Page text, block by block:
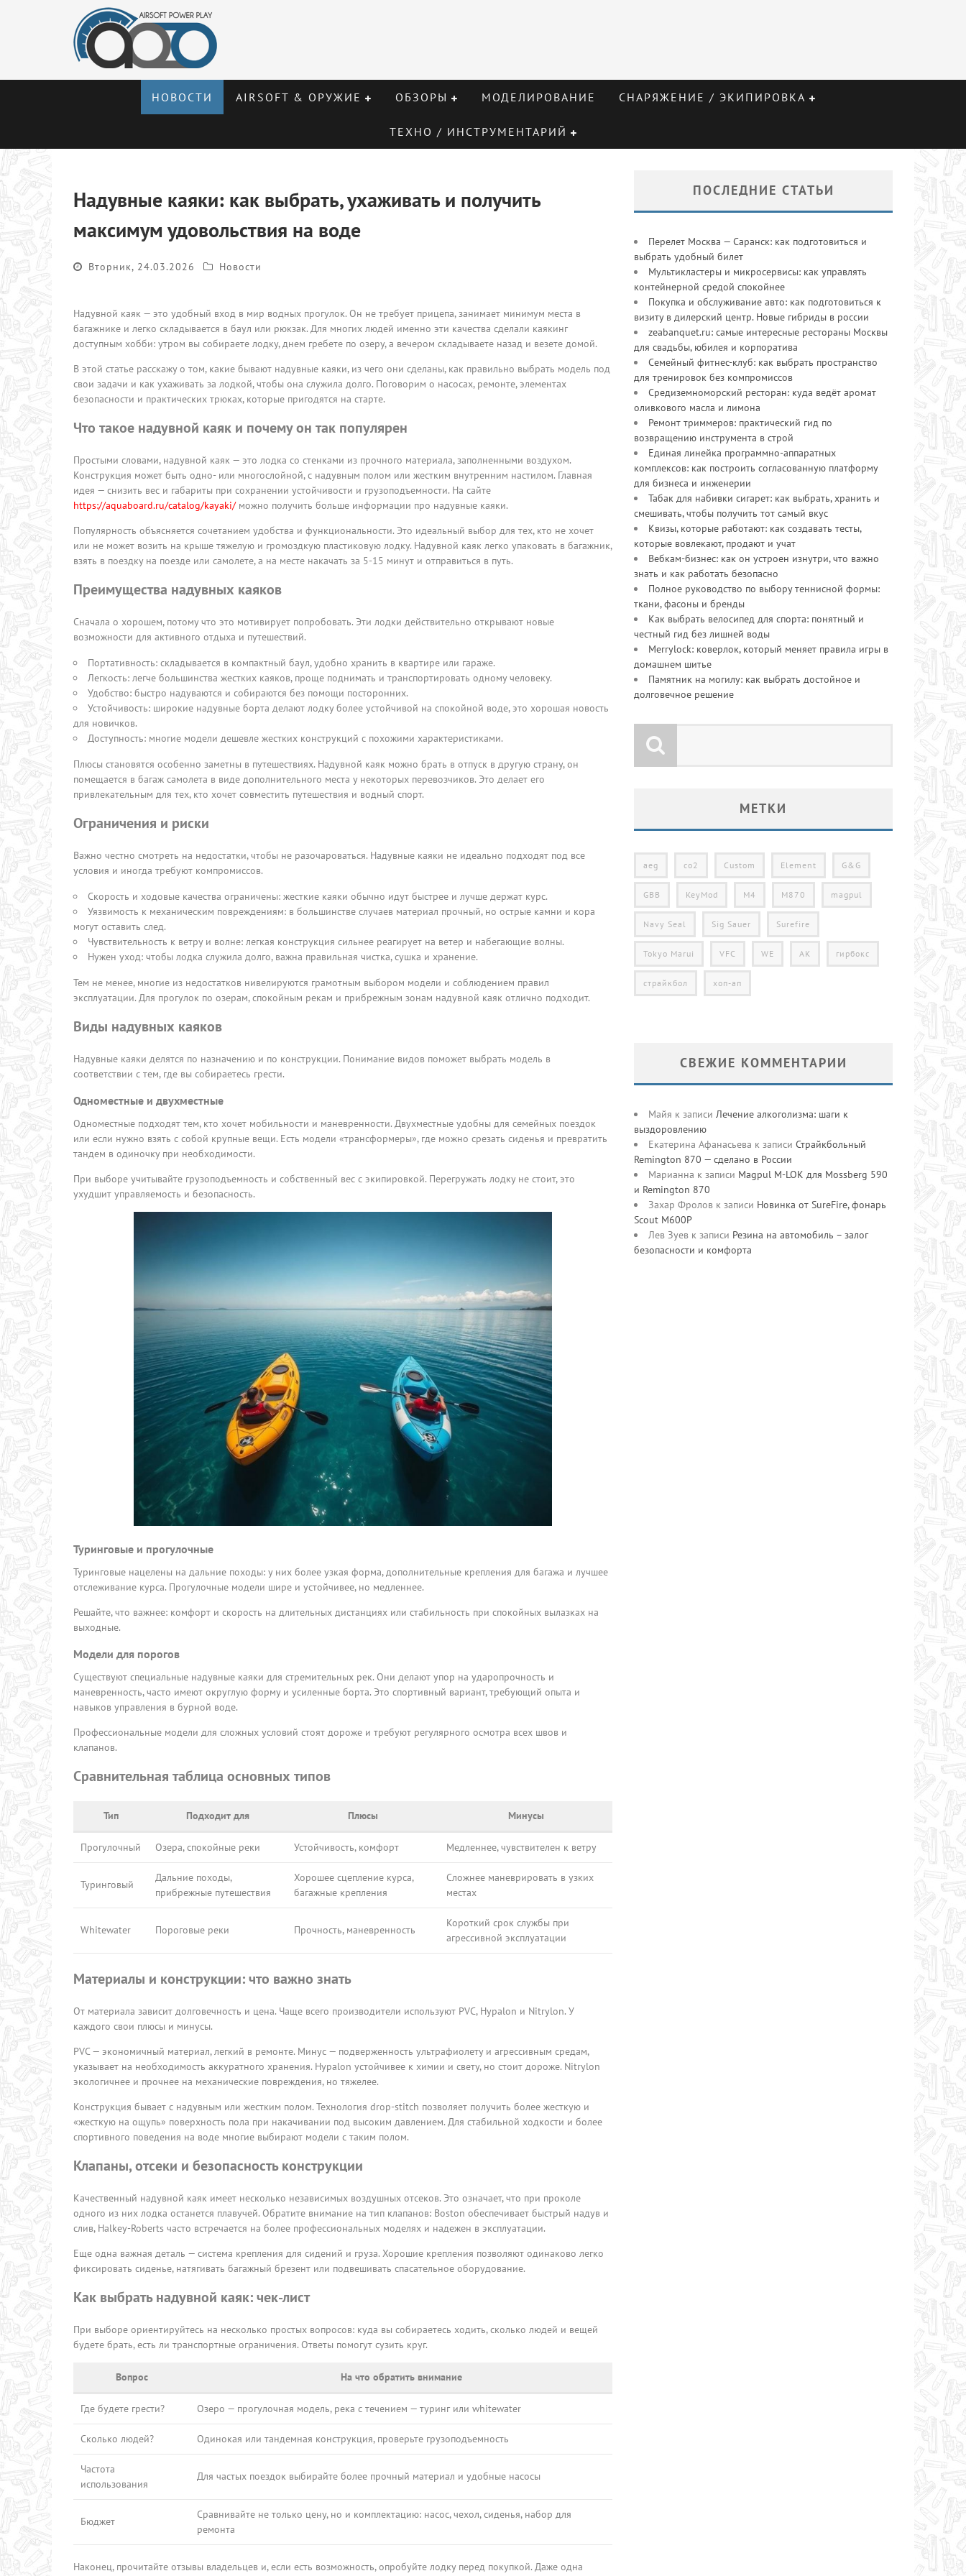
НОВОСТИ AIRSOFT & ОРУЖИЕ ОБЗОРЫ МОДЕЛИРОВАНИЕ СНАРЯЖЕНИЕ / ЭКИПИРОВКА
ТЕХНО / ИНСТРУМЕНТАРИЙ
Надувные каяки: как выбрать, ухаживать и получить
максимум удовольствия на воде
Вторник, 24.03.2026 Новости
Надувной каяк — это удобный вход в мир водных прогулок. Он не требует прицепа, занимает минимум места в
багажнике и легко складывается в баул или рюкзак. Для многих людей именно эти качества сделали каякинг
доступным хобби: утром вы собираете лодку, днем гребете по озеру, а вечером складываете назад и везете домой.
В этой статье расскажу о том, какие бывают надувные каяки, из чего они сделаны, как правильно выбрать модель под
свои задачи и как ухаживать за лодкой, чтобы она служила долго. Поговорим о насосах, ремонте, элементах
безопасности и практических трюках, которые пригодятся на старте.
Что такое надувной каяк и почему он так популярен
Простыми словами, надувной каяк — это лодка со стенками из прочного материала, заполненными воздухом.
Конструкция может быть одно- или многослойной, с надувным полом или жестким внутренним настилом. Главная
идея — снизить вес и габариты при сохранении устойчивости и грузоподъемности. На сайте
https://aquaboard.ru/catalog/kayaki/можно получить больше информации про надувные каяки.
Популярность объясняется сочетанием удобства и функциональности. Это идеальный выбор для тех, кто не хочет
или не может возить на крыше тяжелую и громоздкую пластиковую лодку. Надувной каяк легко упаковать в багажник,
взять в поездку на поезде или самолете, а на месте накачать за 5-15 минут и отправиться в путь.
Преимущества надувных каяков
Сначала о хорошем, потому что это мотивирует попробовать. Эти лодки действительно открывают новые
возможности для активного отдыха и путешествий.
Портативность: складывается в компактный баул, удобно хранить в квартире или гараже.
Легкость: легче большинства жестких каяков, проще поднимать и транспортировать одному человеку.
Удобство: быстро надуваются и собираются без помощи посторонних.
Устойчивость: широкие надувные борта делают лодку более устойчивой на спокойной воде, это хорошая новость
для новичков.
Доступность: многие модели дешевле жестких конструкций с похожими характеристиками.
Плюсы становятся особенно заметны в путешествиях. Надувной каяк можно брать в отпуск в другую страну, он
помещается в багаж самолета в виде дополнительного места у некоторых перевозчиков. Это делает его
привлекательным для тех, кто хочет совместить путешествия и водный спорт.
Ограничения и риски
Важно честно смотреть на недостатки, чтобы не разочароваться. Надувные каяки не идеально подходят под все
условия и иногда требуют компромиссов.
Скорость и ходовые качества ограничены: жесткие каяки обычно идут быстрее и лучше держат курс.
Уязвимость к механическим повреждениям: в большинстве случаев материал прочный, но острые камни и кора
могут оставить след.
Чувствительность к ветру и волне: легкая конструкция сильнее реагирует на ветер и набегающие волны.
Нужен уход: чтобы лодка служила долго, важна правильная чистка, сушка и хранение.
Тем не менее, многие из недостатков нивелируются грамотным выбором модели и соблюдением правил
эксплуатации. Для прогулок по озерам, спокойным рекам и прибрежным зонам надувной каяк отлично подходит.
Виды надувных каяков
Надувные каяки делятся по назначению и по конструкции. Понимание видов поможет выбрать модель в
соответствии с тем, где вы собираетесь грести.
Одноместные и двухместные
Одноместные подходят тем, кто хочет мобильности и маневренности. Двухместные удобны для семейных поездок
или если нужно взять с собой крупные вещи. Есть модели «трансформеры», где можно срезать сиденья и превратить
тандем в одиночку при необходимости.
При выборе учитывайте грузоподъемность и собственный вес с экипировкой. Перегружать лодку не стоит, это
ухудшит управляемость и безопасность.
Туринговые и прогулочные
Туринговые нацелены на дальние походы: у них более узкая форма, дополнительные крепления для багажа и лучшее
отслеживание курса. Прогулочные модели шире и устойчивее, но медленнее.
Решайте, что важнее: комфорт и скорость на длительных дистанциях или стабильность при спокойных вылазках на
выходные.
Модели для порогов
Существуют специальные надувные каяки для стремительных рек. Они делают упор на ударопрочность и
маневренность, часто имеют округлую форму и усиленные борта. Это спортивный вариант, требующий опыта и
навыков управления в бурной воде.
Профессиональные модели для сложных условий стоят дороже и требуют регулярного осмотра всех швов и
клапанов.
Сравнительная таблица основных типов
Тип Подходит для Плюсы Минусы
Прогулочный Озера, спокойные реки Устойчивость, комфорт Медленнее, чувствителен к ветру
Туринговый
Дальние походы,
прибрежные путешествия
Хорошее сцепление курса,
багажные крепления
Сложнее маневрировать в узких
местах
Whitewater Пороговые реки Прочность, маневренность
Короткий срок службы при
агрессивной эксплуатации
Материалы и конструкции: что важно знать
От материала зависит долговечность и цена. Чаще всего производители используют PVC, Hypalon и Nitrylon. У
каждого свои плюсы и минусы.
PVC — экономичный материал, легкий в ремонте. Минус — подверженность ультрафиолету и агрессивным средам,
указывает на необходимость аккуратного хранения. Hypalon устойчивее к химии и свету, но стоит дороже. Nitrylon
экологичнее и прочнее на механические повреждения, но тяжелее.
Конструкция бывает с надувным или жестким полом. Технология drop-stitch позволяет получить более жесткую и
«жесткую на ощупь» поверхность пола при накачивании под высоким давлением. Для стабильной ходкости и более
спортивного поведения на воде многие выбирают модели с таким полом.
Клапаны, отсеки и безопасность конструкции
Качественный надувной каяк имеет несколько независимых воздушных отсеков. Это означает, что при проколе
одного из них лодка останется плавучей. Обратите внимание на тип клапанов: Boston обеспечивает быстрый надув и
слив, Halkey-Roberts часто встречается на более профессиональных моделях и надежен в эксплуатации.
Еще одна важная деталь — система крепления для сидений и груза. Хорошие крепления позволяют одинаково легко
фиксировать сиденье, натягивать багажный брезент или подвешивать спасательное оборудование.
Как выбрать надувной каяк: чек-лист
При выборе ориентируйтесь на несколько простых вопросов: куда вы собираетесь ходить, сколько людей и вещей
будете брать, есть ли транспортные ограничения. Ответы помогут сузить круг.
Вопрос На что обратить внимание
Где будете грести? Озеро — прогулочная модель, река с течением — туринг или whitewater
Сколько людей? Одинокая или тандемная конструкция, проверьте грузоподъемность
Частота
использования
Для частых поездок выбирайте более прочный материал и удобные насосы
Бюджет
Сравнивайте не только цену, но и комплектацию: насос, чехол, сиденья, набор для
ремонта
Наконец, прочитайте отзывы владельцев и, если есть возможность, опробуйте лодку перед покупкой. Даже одна
ПОСЛЕДНИЕ СТАТЬИ
Перелет Москва — Саранск: как подготовиться и
выбрать удобный билет
Мультикластеры и микросервисы: как управлять
контейнерной средой спокойнее
Покупка и обслуживание авто: как подготовиться к
визиту в дилерский центр. Новые гибриды в россии
zeabanquet.ru: самые интересные рестораны Москвы
для свадьбы, юбилея и корпоратива
Семейный фитнес-клуб: как выбрать пространство
для тренировок без компромиссов
Средиземноморский ресторан: куда ведёт аромат
оливкового масла и лимона
Ремонт триммеров: практический гид по
возвращению инструмента в строй
Единая линейка программно-аппаратных
комплексов: как построить согласованную платформу
для бизнеса и инженерии
Табак для набивки сигарет: как выбрать, хранить и
смешивать, чтобы получить тот самый вкус
Квизы, которые работают: как создавать тесты,
которые вовлекают, продают и учат
Вебкам-бизнес: как он устроен изнутри, что важно
знать и как работать безопасно
Полное руководство по выбору теннисной формы:
ткани, фасоны и бренды
Как выбрать велосипед для спорта: понятный и
честный гид без лишней воды
Merrylock: коверлок, который меняет правила игры в
домашнем шитье
Памятник на могилу: как выбрать достойное и
долговечное решение
МЕТКИ
aeg co2 Custom Element G&G
GBB KeyMod M4 M870 magpul
Navy Seal Sig Sauer Surefire
Tokyo Marui VFC WE АК гирбокс
страйкбол хоп-ап
СВЕЖИЕ КОММЕНТАРИИ
Майя к записи Лечение алкоголизма: шаги к
выздоровлению
Екатерина Афанасьева к записи Страйкбольный
Remington 870 — сделано в России
Марианна к записи Magpul M-LOK для Mossberg 590
и Remington 870
Захар Фролов к записи Новинка от SureFire, фонарь
Scout M600P
Лев Зуев к записи Резина на автомобиль – залог
безопасности и комфорта